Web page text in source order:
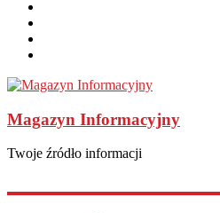
Magazyn Informacyjny
Twoje źródło informacji